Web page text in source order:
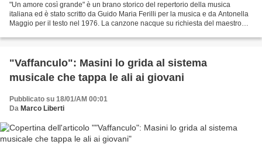
"Un amore così grande" è un brano storico del repertorio della musica
italiana ed è stato scritto da Guido Maria Ferilli per la musica e da Antonella
Maggio per il testo nel 1976. La canzone nacque su richiesta del maestro
"Vaffanculo": Masini lo grida al sistema
musicale che tappa le ali ai giovani
Pubblicato su 18/01/AM 00:01
Da Marco Liberti